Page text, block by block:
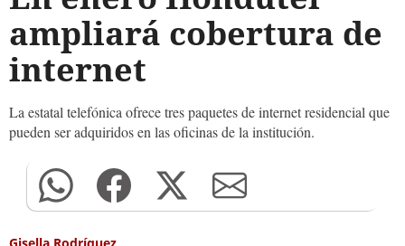
ampliará cobertura de
internet
La estatal telefónica ofrece tres paquetes de internet residencial que
pueden ser adquiridos en las oficinas de la institución.